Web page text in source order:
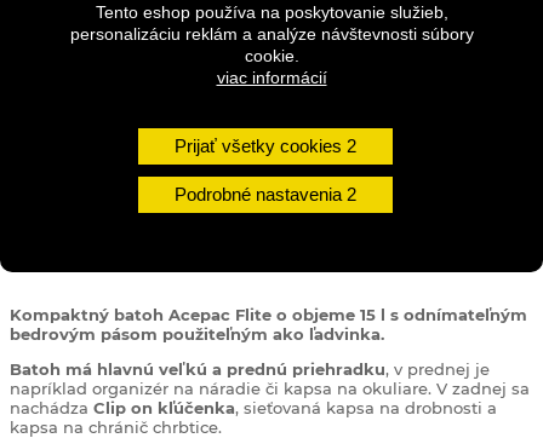
Tento eshop používa na poskytovanie služieb,
personalizáciu reklám a analýze návštevnosti súbory
cookie.
viac informácií
Prijať všetky cookies
Podrobné nastavenia
Množstvo
Kompaktný batoh Acepac Flite o objeme 15 l s odnímateľným
bedrovým pásom použiteľným ako ľadvinka.
Batoh má hlavnú veľkú a prednú priehradku, v prednej je
napríklad organizér na náradie či kapsa na okuliare. V zadnej sa
nachádza Clip on kľúčenka, sieťovaná kapsa na drobnosti a
kapsa na chránič chrbtice.